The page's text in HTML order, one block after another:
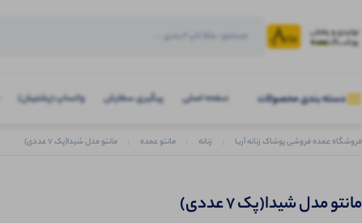
دسته بندی محصولات صفحه اصلی پیگیری سفارش واتساپ (پشتیبان)
فروشگاه عمده فروشی پوشاک زنانه آریا زنانه مانتو عمده مانتو مدل شیدا(پک 7 عددی)
مانتو مدل شیدا(پک 7 عددی)